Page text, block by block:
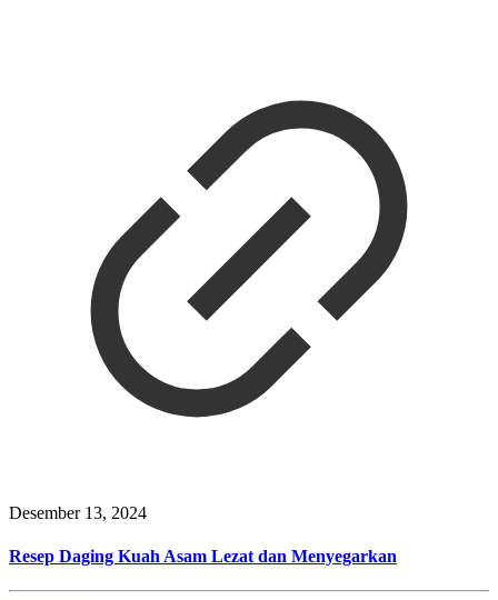
Desember 13, 2024
Resep Daging Kuah Asam Lezat dan Menyegarkan